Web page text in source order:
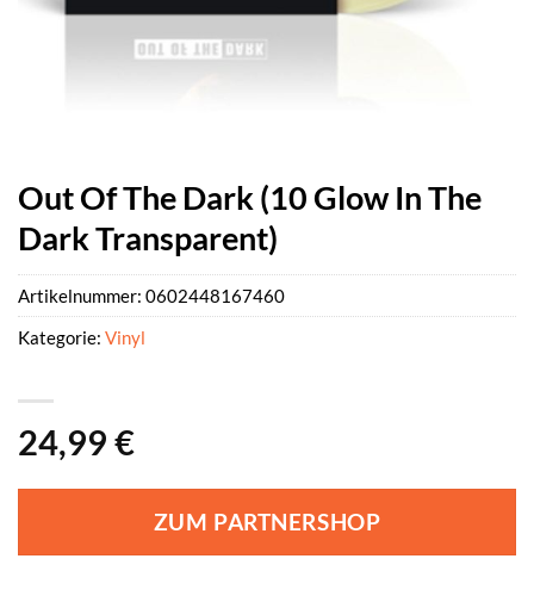
Out Of The Dark (10 Glow In The
Dark Transparent)
24,99 €
ZUM PARTNERSHOP
Artikelnummer: 0602448167460
Kategorie: Vinyl